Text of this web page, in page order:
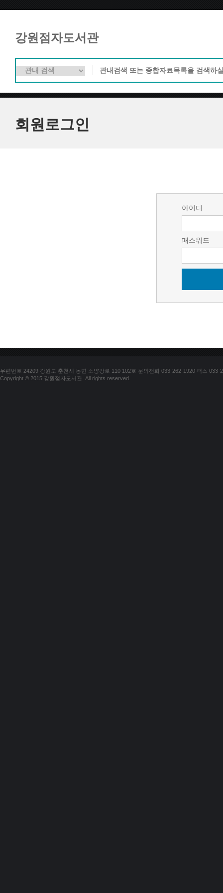
강원점자도서관
회원로그인
아이디
패스워드
우편번호 24209 강원도 춘천시 동면 소양강로 110 102호 문의전화 033-262-1920 팩스 033-
Copyright © 2015 강원점자도서관. All rights reserved.